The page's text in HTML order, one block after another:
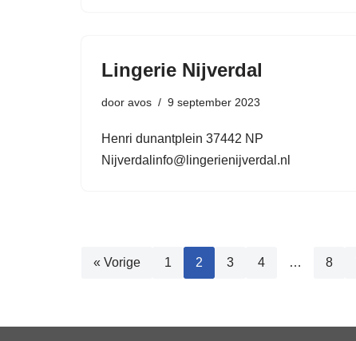
Lingerie Nijverdal
door avos 9 september 2023
Henri dunantplein 37442 NP
Nijverdalinfo@lingerienijverdal.nl
« Vorige 1 2 3 4 … 8